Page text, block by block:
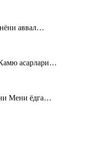
аввал…
асарлари…
Мени ёдга…